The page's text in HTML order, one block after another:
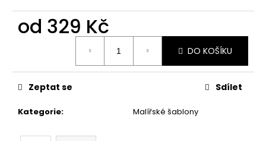
od 329 Kč
DO KOŠÍKU
Kategorie: Malířské šablony
Zeptat se Sdílet